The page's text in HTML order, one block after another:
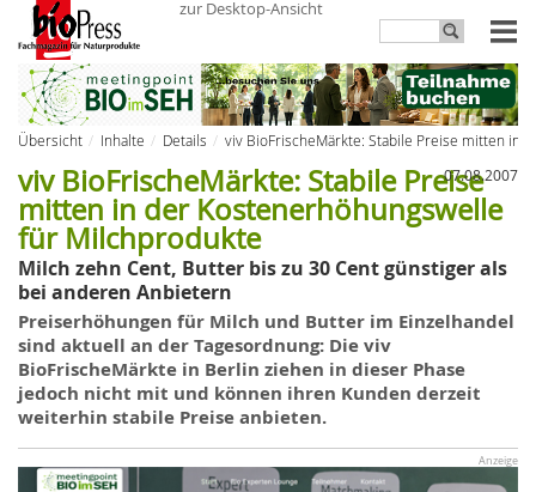
zur Desktop-Ansicht
Übersicht Inhalte Details
viv BioFrischeMärkte: Stabile Preise mitten in
07.08.2007
viv BioFrischeMärkte: Stabile Preise
mitten in der Kostenerhöhungswelle
für Milchprodukte
Milch zehn Cent, Butter bis zu 30 Cent günstiger als
bei anderen Anbietern
Preiserhöhungen für Milch und Butter im Einzelhandel
sind aktuell an der Tagesordnung: Die viv
BioFrischeMärkte in Berlin ziehen in dieser Phase
jedoch nicht mit und können ihren Kunden derzeit
weiterhin stabile Preise anbieten.
Anzeige